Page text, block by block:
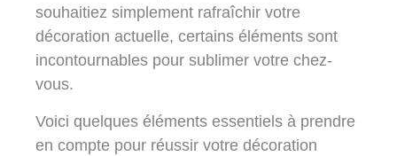
souhaitiez simplement rafraîchir votre
décoration actuelle, certains éléments sont
incontournables pour sublimer votre chez-
vous.
Voici quelques éléments essentiels à prendre
en compte pour réussir votre décoration